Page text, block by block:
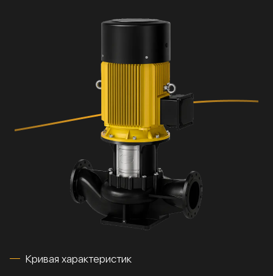
Кривая характеристик